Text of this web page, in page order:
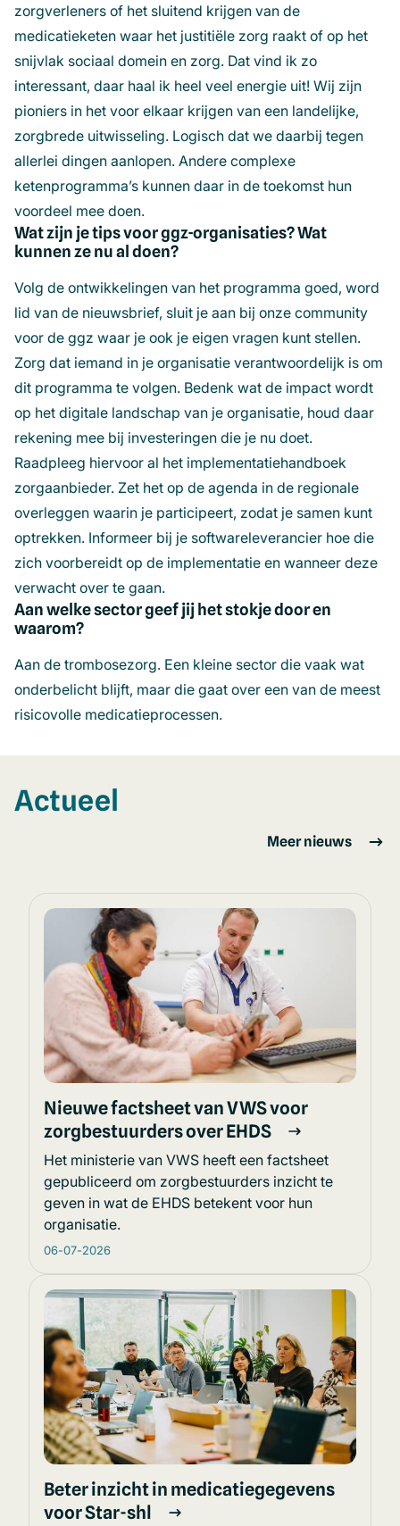
zorgverleners of het sluitend krijgen van de
medicatieketen waar het justitiële zorg raakt of op het
snijvlak sociaal domein en zorg. Dat vind ik zo
interessant, daar haal ik heel veel energie uit! Wij zijn
pioniers in het voor elkaar krijgen van een landelijke,
zorgbrede uitwisseling. Logisch dat we daarbij tegen
allerlei dingen aanlopen. Andere complexe
ketenprogramma’s kunnen daar in de toekomst hun
voordeel mee doen.
Wat zijn je tips voor ggz-organisaties? Wat
kunnen ze nu al doen?
Volg de ontwikkelingen van het programma goed, word
lid van de nieuwsbrief, sluit je aan bij onze community
voor de ggz waar je ook je eigen vragen kunt stellen.
Zorg dat iemand in je organisatie verantwoordelijk is om
dit programma te volgen. Bedenk wat de impact wordt
op het digitale landschap van je organisatie, houd daar
rekening mee bij investeringen die je nu doet.
Raadpleeg hiervoor al het implementatiehandboek
zorgaanbieder. Zet het op de agenda in de regionale
overleggen waarin je participeert, zodat je samen kunt
optrekken. Informeer bij je softwareleverancier hoe die
zich voorbereidt op de implementatie en wanneer deze
verwacht over te gaan.
Aan welke sector geef jij het stokje door en
waarom?
Aan de trombosezorg. Een kleine sector die vaak wat
onderbelicht blijft, maar die gaat over een van de meest
risicovolle medicatieprocessen.
Actueel
Meer nieuws
Nieuwe factsheet van VWS voor
zorgbestuurders over EHDS
Het ministerie van VWS heeft een factsheet
gepubliceerd om zorgbestuurders inzicht te
geven in wat de EHDS betekent voor hun
organisatie.
06-07-2026
Beter inzicht in medicatiegegevens
voor Star-shl